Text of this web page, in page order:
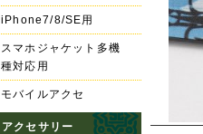
iPhone7/8/SE用
スマホジャケット多機
種対応用
モバイルアクセ
アクセサリー